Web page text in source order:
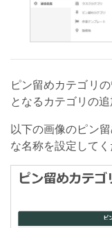
ピン留めカテゴリ
となるカテゴリの
以下の画像のピン
な名称を設定してく